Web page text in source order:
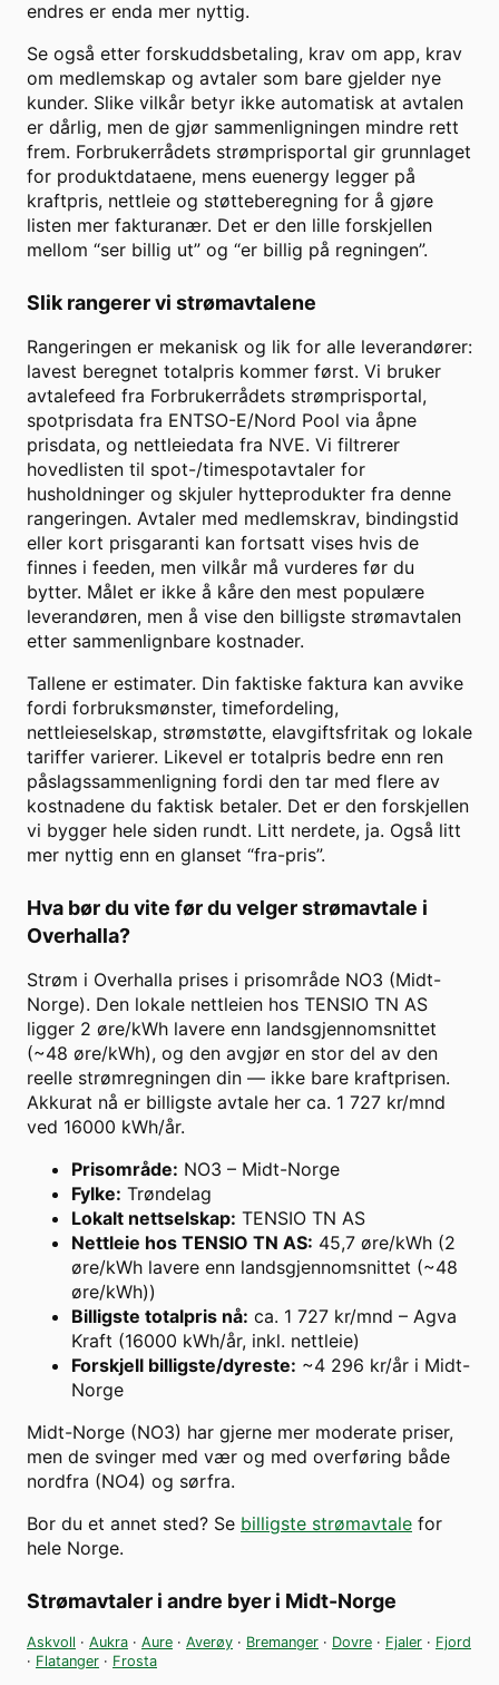
endres er enda mer nyttig.
Se også etter forskuddsbetaling, krav om app, krav
om medlemskap og avtaler som bare gjelder nye
kunder. Slike vilkår betyr ikke automatisk at avtalen
er dårlig, men de gjør sammenligningen mindre rett
frem. Forbrukerrådets strømprisportal gir grunnlaget
for produktdataene, mens euenergy legger på
kraftpris, nettleie og støtteberegning for å gjøre
listen mer fakturanær. Det er den lille forskjellen
mellom “ser billig ut” og “er billig på regningen”.
Slik rangerer vi strømavtalene
Rangeringen er mekanisk og lik for alle leverandører:
lavest beregnet totalpris kommer først. Vi bruker
avtalefeed fra Forbrukerrådets strømprisportal,
spotprisdata fra ENTSO-E/Nord Pool via åpne
prisdata, og nettleiedata fra NVE. Vi filtrerer
hovedlisten til spot-/timespotavtaler for
husholdninger og skjuler hytteprodukter fra denne
rangeringen. Avtaler med medlemskrav, bindingstid
eller kort prisgaranti kan fortsatt vises hvis de
finnes i feeden, men vilkår må vurderes før du
bytter. Målet er ikke å kåre den mest populære
leverandøren, men å vise den billigste strømavtalen
etter sammenlignbare kostnader.
Tallene er estimater. Din faktiske faktura kan avvike
fordi forbruksmønster, timefordeling,
nettleieselskap, strømstøtte, elavgiftsfritak og lokale
tariffer varierer. Likevel er totalpris bedre enn ren
påslagssammenligning fordi den tar med flere av
kostnadene du faktisk betaler. Det er den forskjellen
vi bygger hele siden rundt. Litt nerdete, ja. Også litt
mer nyttig enn en glanset “fra-pris”.
Hva bør du vite før du velger strømavtale i
Overhalla?
Strøm i Overhalla prises i prisområde NO3 (Midt-
Norge). Den lokale nettleien hos TENSIO TN AS
ligger 2 øre/kWh lavere enn landsgjennomsnittet
(~48 øre/kWh), og den avgjør en stor del av den
reelle strømregningen din — ikke bare kraftprisen.
Akkurat nå er billigste avtale her ca. 1 727 kr/mnd
ved 16000 kWh/år.
Prisområde: NO3 – Midt-Norge
Fylke: Trøndelag
Lokalt nettselskap: TENSIO TN AS
Nettleie hos TENSIO TN AS: 45,7 øre/kWh (2
øre/kWh lavere enn landsgjennomsnittet (~48
øre/kWh))
Billigste totalpris nå: ca. 1 727 kr/mnd – Agva
Kraft (16000 kWh/år, inkl. nettleie)
Forskjell billigste/dyreste: ~4 296 kr/år i Midt-
Norge
Midt-Norge (NO3) har gjerne mer moderate priser,
men de svinger med vær og med overføring både
nordfra (NO4) og sørfra.
Bor du et annet sted? Se billigste strømavtale for
hele Norge.
Strømavtaler i andre byer i Midt-Norge
Askvoll · Aukra · Aure · Averøy · Bremanger · Dovre · Fjaler · Fjord
· Flatanger · Frosta